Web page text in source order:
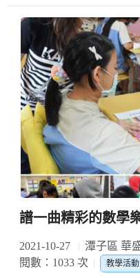
譜一曲精彩的數學
2021-10-27 潭子區 華
閱數：1033 次
教學活動